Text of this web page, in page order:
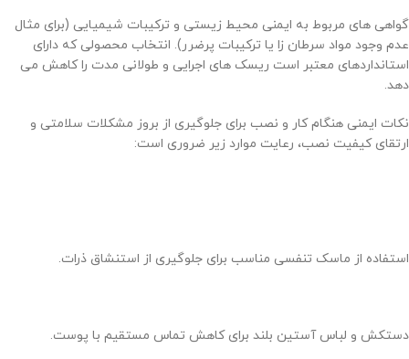
گواهی های مربوط به ایمنی محیط زیستی و ترکیبات شیمیایی (برای مثال
عدم وجود مواد سرطان زا یا ترکیبات پرضرر). انتخاب محصولی که دارای
استانداردهای معتبر است ریسک های اجرایی و طولانی مدت را کاهش می
دهد.
نکات ایمنی هنگام کار و نصب برای جلوگیری از بروز مشکلات سلامتی و
ارتقای کیفیت نصب، رعایت موارد زیر ضروری است:
استفاده از ماسک تنفسی مناسب برای جلوگیری از استنشاق ذرات.
دستکش و لباس آستین بلند برای کاهش تماس مستقیم با پوست.